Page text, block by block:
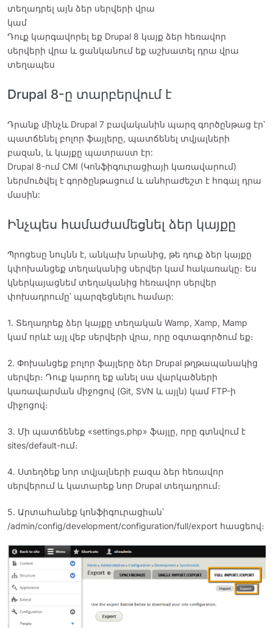
տեղադրել այն ձեր սերվերի վրա
կամ
Դուք կարգավորել եք Drupal 8 կայք ձեր հեռավոր
սերվերի վրա և ցանկանում եք աշխատել դրա վրա
տեղապես
Drupal 8-ը տարբերվում է
Դրանք մինչև Drupal 7 բավականին պարզ գործընթաց էր՝
պատճենել բոլոր ֆայլերը, պատճենել տվյալների
բազան, և կայքը պատրաստ էր:
Drupal 8-ում CMI (Կոնֆիգուրացիայի կառավարում)
ներմուծվել է գործընթացում և անհրաժեշտ է հոգալ դրա
մասին:
Ինչպես համաժամեցնել ձեր կայքը
Պրոցեսը նույնն է, անկախ նրանից, թե դուք ձեր կայքը
կփոխանցեք տեղականից սերվեր կամ հակառակը։ Ես
կներկայացնեմ տեղականից հեռավոր սերվեր
փոխադրումը՝ պարզեցնելու համար:
1. Տեղադրեք ձեր կայքը տեղական Wamp, Xamp, Mamp
կամ որևէ այլ վեբ սերվերի վրա, որը օգտագործում եք։
2. Փոխանցեք բոլոր ֆայլերը ձեր Drupal թղթապանակից
սերվեր։ Դուք կարող եք անել սա վարկածների
կառավարման միջոցով (Git, SVN և այլն) կամ FTP-ի
միջոցով։
3. Մի պատճենեք «settings.php» ֆայլը, որը գտնվում է
sites/default-ում։
4. Ստեղծեք նոր տվյալների բազա ձեր հեռավոր
սերվերում և կատարեք նոր Drupal տեղադրում։
5. Արտահանեք կոնֆիգուրացիան՝
/admin/config/development/configuration/full/export հասցեով։